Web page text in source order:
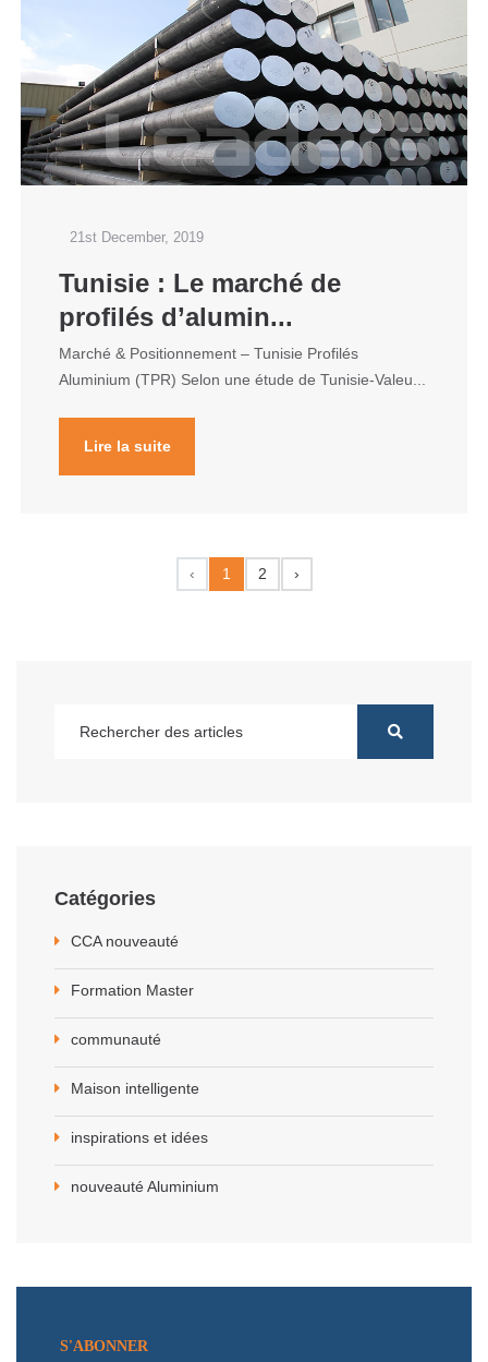
21st December, 2019
Tunisie : Le marché de
profilés d’alumin...
Marché & Positionnement – Tunisie Profilés
Aluminium (TPR) Selon une étude de Tunisie-Valeu...
Lire la suite
‹ 1 2 ›
Catégories
CCA nouveauté
Formation Master
communauté
Maison intelligente
inspirations et idées
nouveauté Aluminium
S'ABONNER